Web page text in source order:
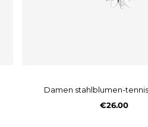
damen stahlblumen-
€26.00